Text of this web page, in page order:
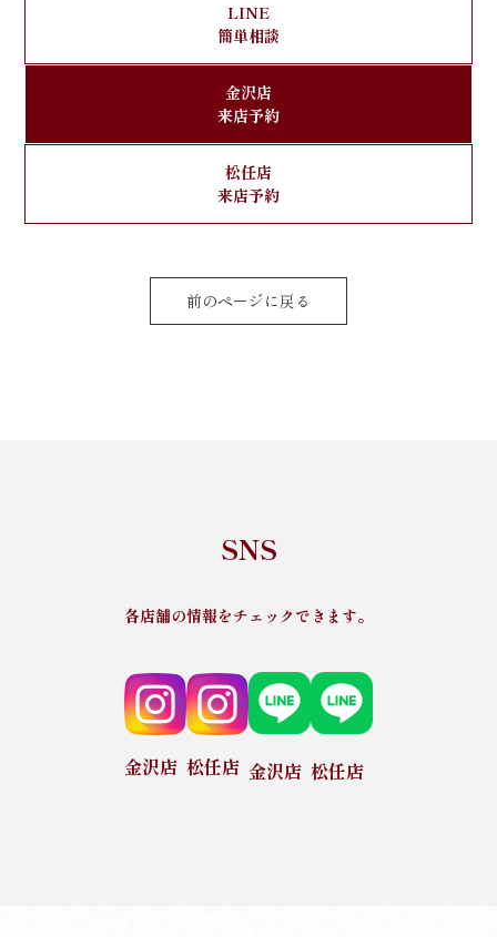
LINE
簡単相談
金沢店
来店予約
松任店
来店予約
前のページに戻る
SNS
各店舗の情報をチェックできます。
金沢店 松任店 金沢店 松任店